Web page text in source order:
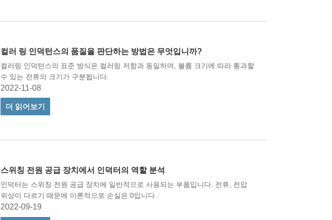
컬러 링 인덕턴스의 품질을 판단하는 방법은 무엇입니까?
컬러링 인덕턴스의 표준 방식은 컬러링 저항과 동일하며, 볼륨 크기에 따라 통과할
수 있는 전류의 크기가 구분됩니다.
2022-11-08
더 읽어보기
스위칭 전원 공급 장치에서 인덕터의 역할 분석
인덕터는 스위칭 전원 공급 장치에 일반적으로 사용되는 부품입니다. 전류, 전압
위상이 다르기 때문에 이론적으로 손실은 0입니다.
2022-09-19